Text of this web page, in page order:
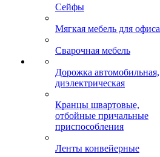
Сейфы
Мягкая мебель для офиса
Сварочная мебель
Дорожка автомобильная,
диэлектрическая
Кранцы швартовые,
отбойные причальные
приспособления
Ленты конвейерные